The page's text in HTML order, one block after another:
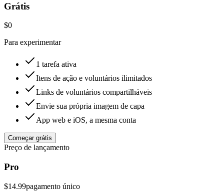
Grátis
$0
Para experimentar
1 tarefa ativa
Itens de ação e voluntários ilimitados
Links de voluntários compartilháveis
Envie sua própria imagem de capa
App web e iOS, a mesma conta
Começar grátis
Preço de lançamento
Pro
$14.99pagamento único